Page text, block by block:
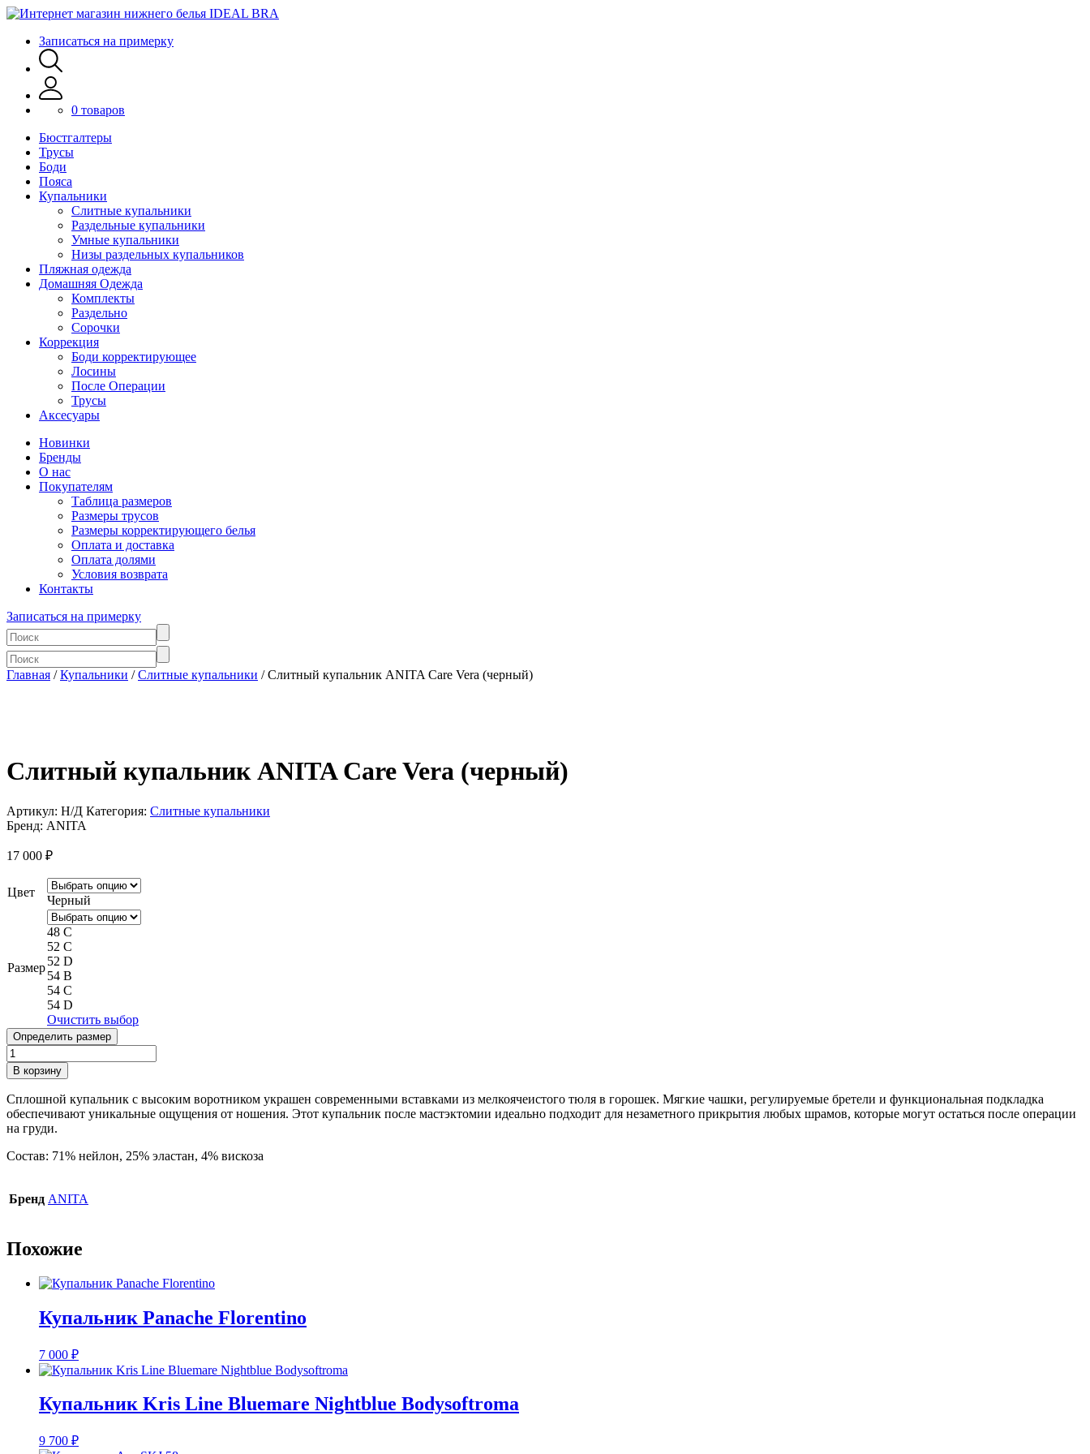
Записаться на примерку
0 товаров
Бюстгалтеры
Трусы
Боди
Пояса
Купальники
Слитные купальники
Раздельные купальники
Умные купальники
Низы раздельных купальников
Пляжная одежда
Домашняя Одежда
Комплекты
Раздельно
Сорочки
Коррекция
Боди корректирующее
Лосины
После Операции
Трусы
Аксесуары
Новинки
Бренды
О нас
Покупателям
Таблица размеров
Размеры трусов
Размеры корректирующего белья
Оплата и доставка
Оплата долями
Условия возврата
Контакты
Записаться на примерку
Главная /Купальники /Слитные купальники / Слитный купальник ANITA Care Vera (черный)
Слитный купальник ANITA Care Vera (черный)
Артикул: Н/Д Категория: Слитные купальники
Бренд: ANITA
17 000 ₽
Цвет
Черный
Размер
48 C
52 C
52 D
54 B
54 C
54 D
Очистить выбор
Определить размер
Количество
товара
Слитный
купальник
ANITA
Care
Vera
(черный)
В корзину
Сплошной купальник с высоким воротником украшен современными вставками из мелкоячеистого тюля в горошек. Мягкие чашки, регулируемые бретели и функциональная подкладка
обеспечивают уникальные ощущения от ношения. Этот купальник после мастэктомии идеально подходит для незаметного прикрытия любых шрамов, которые могут остаться после операции
на груди.
Состав: 71% нейлон, 25% эластан, 4% вискоза
Бренд ANITA
Похожие
Купальник Panache Florentino
7 000 ₽
Купальник Kris Line Bluemare Nightblue Bodysoftroma
9 700 ₽